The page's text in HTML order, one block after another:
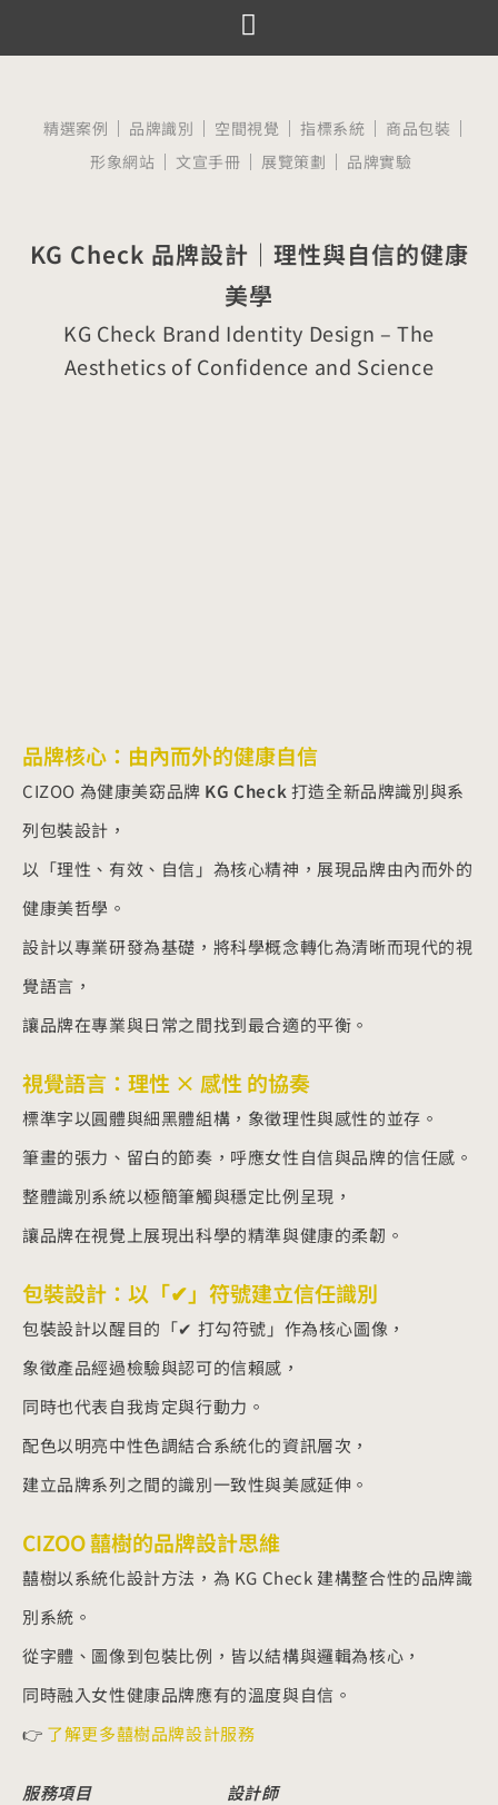
至
精選案例 品牌識別 空間視覺 指標系統
商品包裝
形象網站
文宣手冊 展覽策劃 品牌實驗
KG Check 品牌設計｜理性與自信的健康
美學
KG Check Brand Identity Design – The
Aesthetics of Confidence and Science
服務項目 設計師
品牌核心：由內而外的健康自信
CIZOO 為健康美窈品牌 KG Check 打造全新品牌識別與系
列包裝設計，
以「理性、有效、自信」為核心精神，展現品牌由內而外的
健康美哲學。
設計以專業研發為基礎，將科學概念轉化為清晰而現代的視
覺語言，
讓品牌在專業與日常之間找到最合適的平衡。
視覺語言：理性 × 感性 的協奏
標準字以圓體與細黑體組構，象徵理性與感性的並存。
筆畫的張力、留白的節奏，呼應女性自信與品牌的信任感。
整體識別系統以極簡筆觸與穩定比例呈現，
讓品牌在視覺上展現出科學的精準與健康的柔韌。
包裝設計：以「✔︎」符號建立信任識別
包裝設計以醒目的「✔︎ 打勾符號」作為核心圖像，
象徵產品經過檢驗與認可的信賴感，
同時也代表自我肯定與行動力。
配色以明亮中性色調結合系統化的資訊層次，
建立品牌系列之間的識別一致性與美感延伸。
CIZOO 囍樹的品牌設計思維
囍樹以系統化設計方法，為 KG Check 建構整合性的品牌識
別系統。
從字體、圖像到包裝比例，皆以結構與邏輯為核心，
同時融入女性健康品牌應有的溫度與自信。
👉 了解更多囍樹品牌設計服務